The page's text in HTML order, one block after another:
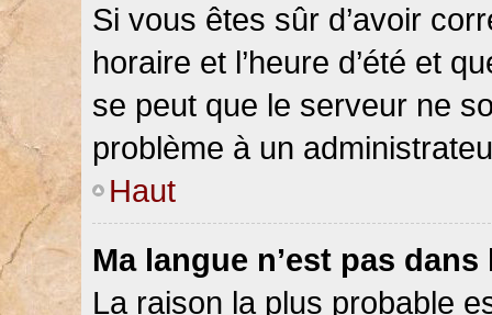
Si vous êtes sûr d’avoir
horaire et l’heure d’été et
se peut que le serveur ne
problème à un
Haut
Ma langue n’est pas
La raison la plus probable